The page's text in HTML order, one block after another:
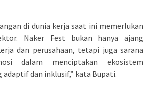
di dunia kerja saat ini memerlukan
Naker Fest bukan hanya ajang
dan perusahaan, tetapi juga sarana
dalam menciptakan ekosistem
adaptif dan inklusif,” kata Bupati.